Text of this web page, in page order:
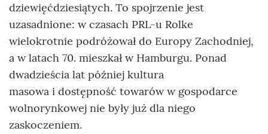
dziewięćdziesiątych. To spojrzenie jest
uzasadnione: w czasach PRL-u Rolke
wielokrotnie podróżował do Europy Zachodniej,
a w latach 70. mieszkał w Hamburgu. Ponad
dwadzieścia lat później kultura
masowa i dostępność towarów w gospodarce
wolnorynkowej nie były już dla niego
zaskoczeniem.